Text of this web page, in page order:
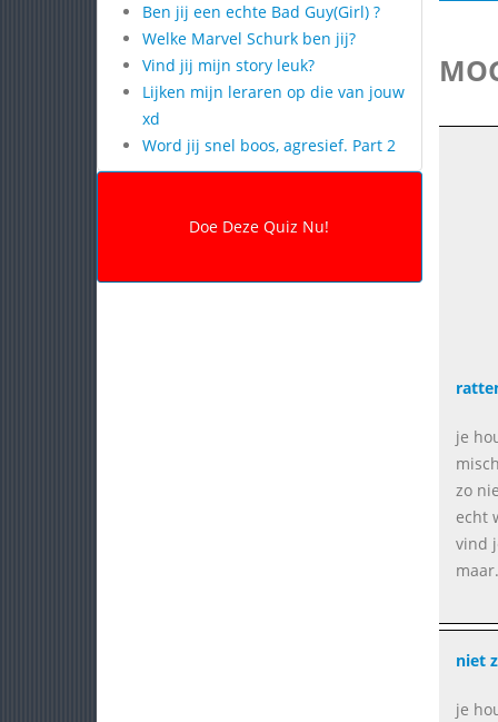
Ben jij een echte Bad Guy(Girl) ?
Welke Marvel Schurk ben jij?
Vind jij mijn story leuk?
Lijken mijn leraren op die van jouw
xd
Word jij snel boos, agresief. Part 2
je
zo
echt
vind
niet
je